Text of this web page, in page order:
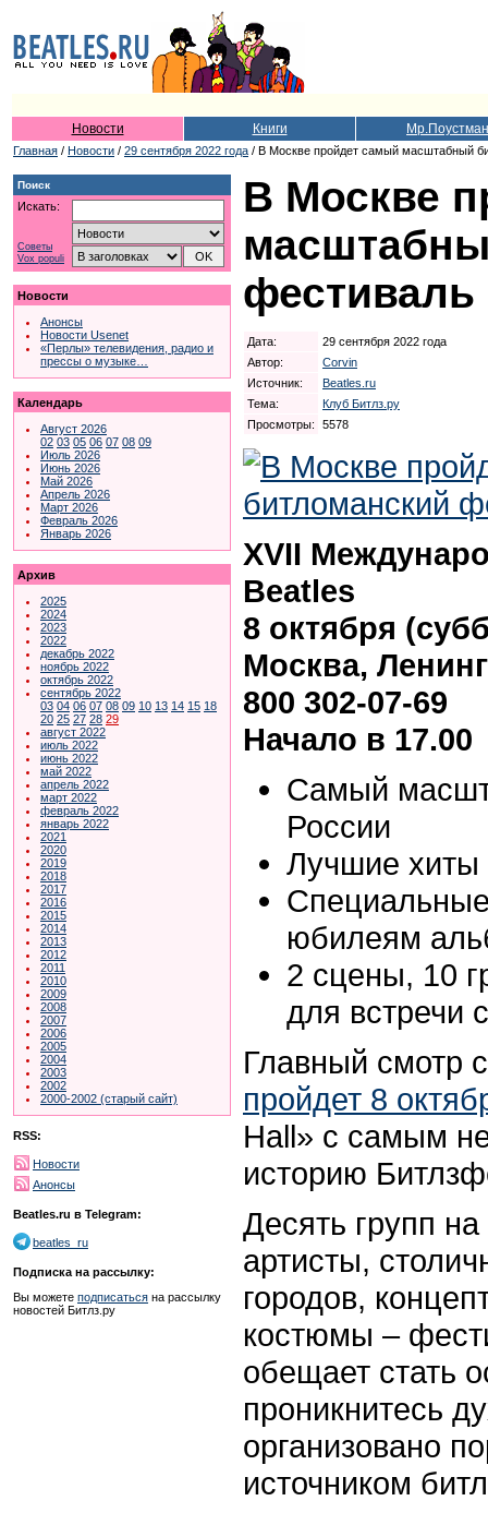
Новости Книги Мр.Поустман
Главная / Новости / 29 сентября 2022 года / В Москве пройдет самый масштабный
Поиск
Искать:
Советы
Vox populi
Новости
Анонсы
Новости Usenet
«Перлы» телевидения, радио и
прессы о музыке…
Календарь
Август 2026
02 03 05 06 07 08 09
Июль 2026
Июнь 2026
Май 2026
Апрель 2026
Март 2026
Февраль 2026
Январь 2026
Архив
2025
2024
2023
2022
декабрь 2022
ноябрь 2022
октябрь 2022
сентябрь 2022
03 04 06 07 08 09 10 13 14 15 18
20 25 27 28 29
август 2022
июль 2022
июнь 2022
май 2022
апрель 2022
март 2022
февраль 2022
январь 2022
2021
2020
2019
2018
2017
2016
2015
2014
2013
2012
2011
2010
2009
2008
2007
2006
2005
2004
2003
2002
2000-2002 (старый сайт)
RSS:
Новости
Анонсы
Beatles.ru в Telegram:
beatles_ru
Подписка на рассылку:
Вы можете подписаться на рассылку
новостей Битлз.ру
В Москве
фестиваль
Дата:
29 сентября 2022 года
Автор:
Corvin
Источник:
Beatles.ru
Тема:
Клуб Битлз.ру
Просмотры:
5578
XVII
Beatles
8 октября
Москва,
800 302-07-69
Начало в 17.00
Самый
России
Лучшие хиты
юбилеям
2 сцены, 10
для встречи
Главный смотр
пройдет 8
Hall» с самым
историю
Десять групп
артисты,
городов,
костюмы –
обещает стать
проникнитесь
организовано
источником